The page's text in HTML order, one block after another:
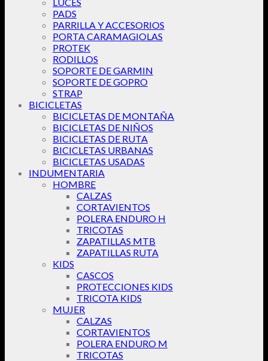
PADS
PARRILLA Y ACCESORIOS
PORTA CARAMAGIOLAS
PROTEK
RODILLOS
SOPORTE DE GARMIN
SOPORTE DE GOPRO
STRAP
BICICLETAS
BICICLETAS DE MONTAÑA
BICICLETAS DE NIÑOS
BICICLETAS DE RUTA
BICICLETAS URBANAS
BICICLETAS USADAS
INDUMENTARIA
HOMBRE
CALZAS
CORTAVIENTOS
POLERA ENDURO H
TRICOTAS
ZAPATILLAS MTB
ZAPATILLAS RUTA
KIDS
CASCOS
PROTECCIONES KIDS
TRICOTA KIDS
MUJER
CALZAS
CORTAVIENTOS
POLERA ENDURO M
TRICOTAS